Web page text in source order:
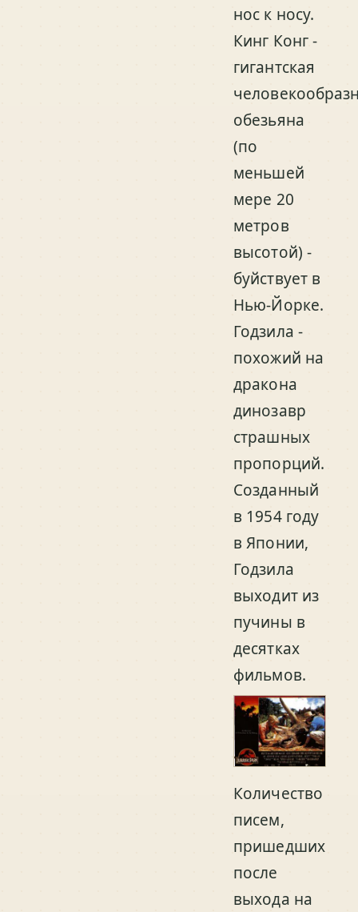
нос к носу.
Кинг Конг -
гигантская
обезьяна
(по
меньшей
мере 20
метров
высотой) -
буйствует в
Нью-Йорке.
Годзила -
похожий на
дракона
динозавр
страшных
пропорций.
Созданный
в 1954 году
в Японии,
Годзила
выходит из
пучины в
десятках
фильмов.
Количество
писем,
пришедших
после
выхода на